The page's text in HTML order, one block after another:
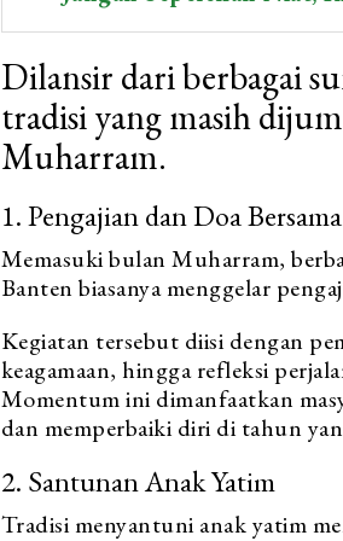
Dilansir dari berbagai
tradisi yang masih
Muharram.
1. Pengajian dan Doa Bersama
Memasuki bulan Muharram,
Banten biasanya menggelar
Kegiatan tersebut diisi dengan
keagamaan, hingga refleksi
Momentum ini dimanfaatkan
dan memperbaiki diri di tahun
2. Santunan Anak Yatim
Tradisi menyantuni anak yatim